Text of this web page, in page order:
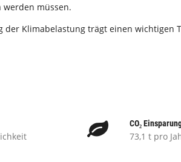
müssen.
Klimabelastung trägt einen wichtigen
CO₂
73,1 t pro